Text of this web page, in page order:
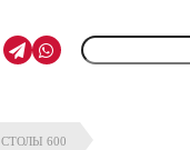
СТОЛЫ 600